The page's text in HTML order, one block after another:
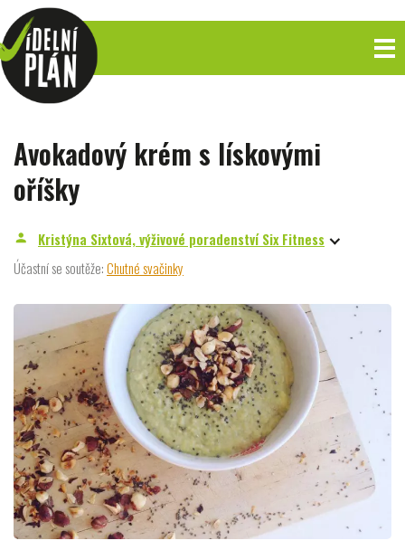
Avokadový krém s lískovými
oříšky
person
Kristýna Sixtová, výživové poradenství Six Fitness
Účastní se soutěže:Chutné svačinky